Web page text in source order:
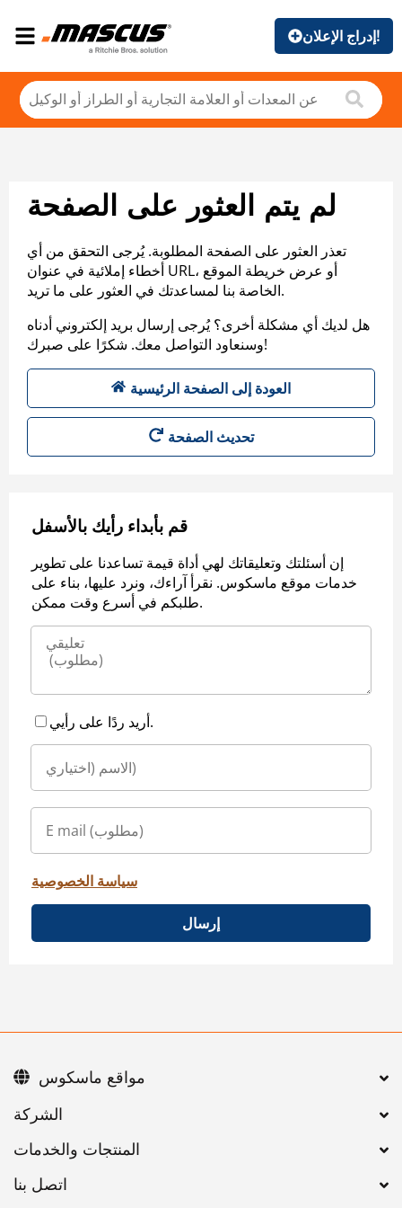
إدراج الإعلان!
لم يتم العثور على الصفحة
تعذر العثور على الصفحة المطلوبة. يُرجى التحقق من أي
أخطاء إملائية في عنوان URL، أو عرض خريطة الموقع
الخاصة بنا لمساعدتك في العثور على ما تريد.
هل لديك أي مشكلة أخرى؟ يُرجى إرسال بريد إلكتروني أدناه
وسنعاود التواصل معك. شكرًا على صبرك!
العودة إلى الصفحة الرئيسية
تحديث الصفحة
قم بأبداء رأيك بالأسفل
إن أسئلتك وتعليقاتك لهي أداة قيمة تساعدنا على تطوير
خدمات موقع ماسكوس. نقرأ آراءك، ونرد عليها، بناء على
طلبكم في أسرع وقت ممكن.
أريد ردًا على رأيي.
سياسة الخصوصية
إرسال
اتصل بنا
مواقع ماسكوس